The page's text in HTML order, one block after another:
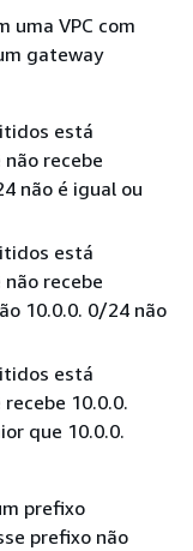
uma VPC com
gateway
está
recebe
não é igual ou
está
recebe
10.0.0. 0/24 não
está
10.0.0.
que 10.0.0.
prefixo
prefixo não